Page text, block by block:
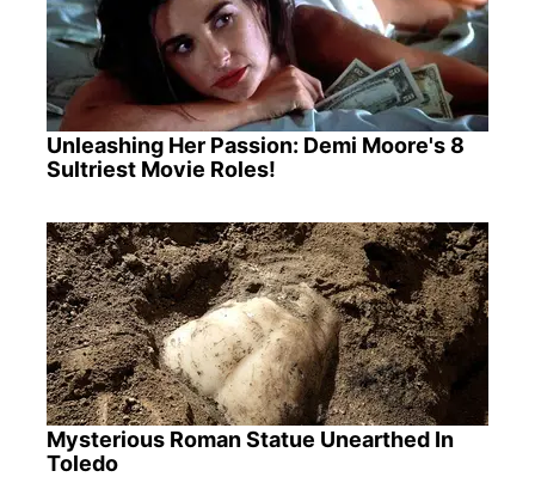
Unleashing Her Passion: Demi Moore's 8
Sultriest Movie Roles!
Mysterious Roman Statue Unearthed In
Toledo